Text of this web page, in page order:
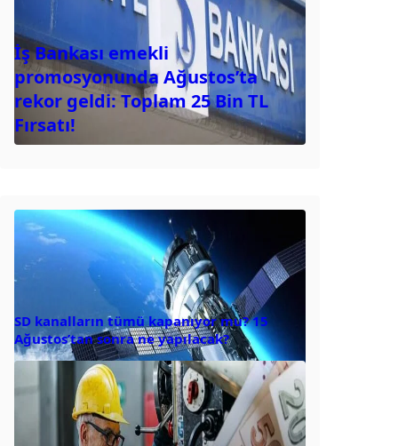
İş Bankası emekli
promosyonunda Ağustos’ta
rekor geldi: Toplam 25 Bin TL
Fırsatı!
SD kanalların tümü kapanıyor mu? 15
Ağustos’tan sonra ne yapılacak?